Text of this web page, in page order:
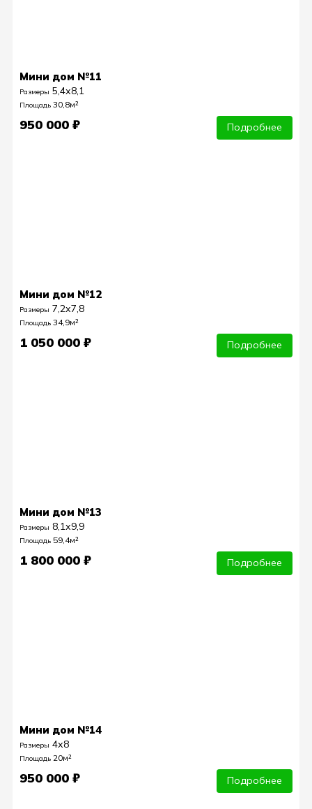
Мини дом №11
Размеры 5,4х8,1
Площадь 30,8м²
950 000 ₽ Подробнее
Мини дом №12
Размеры 7,2х7,8
Площадь 34,9м²
1 050 000 ₽ Подробнее
Мини дом №13
Размеры 8,1х9,9
Площадь 59,4м²
1 800 000 ₽ Подробнее
Мини дом №14
Размеры 4х8
Площадь 20м²
950 000 ₽ Подробнее